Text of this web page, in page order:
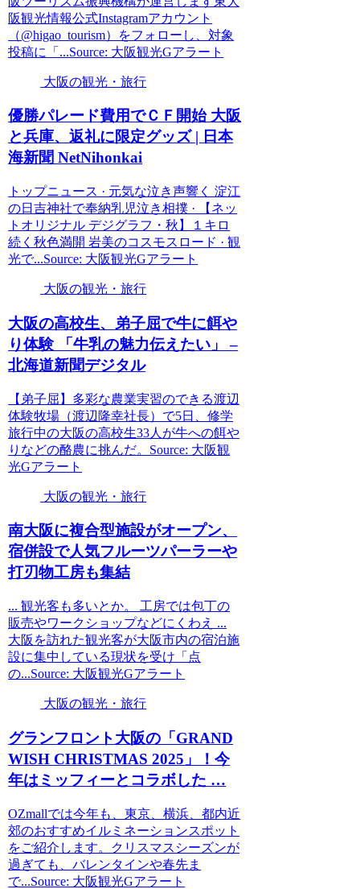
阪観光情報公式Instagramアカウント
（@higao_tourism）をフォローし、対象
投稿に「...Source: 大阪観光Gアラート
大阪の観光・旅行
優勝パレード費用でＣＦ開始 大阪
と兵庫、返礼に限定グッズ | 日本
海新聞 NetNihonkai
トップニュース · 元気な泣き声響く 淀江
の日吉神社で奉納乳児泣き相撲 · 【ネッ
トオリジナル デジグラフ・秋】１キロ
続く秋色満開 岩美のコスモスロード · 観
光で...Source: 大阪観光Gアラート
大阪の観光・旅行
大阪の高校生、弟子屈で牛に餌や
り体験 「牛乳の魅力伝えたい」 –
北海道新聞デジタル
【弟子屈】多彩な農業実習のできる渡辺
体験牧場（渡辺隆幸社長）で5日、修学
旅行中の大阪の高校生33人が牛への餌や
りなどの酪農に挑んだ。Source: 大阪観
光Gアラート
大阪の観光・旅行
南大阪に複合型施設がオープン、
宿併設で人気フルーツパーラーや
打刃物工房も集結
... 観光客も多いとか。 工房では包丁の
販売やワークショップなどにくわえ ...
大阪を訪れた観光客が大阪市内の宿泊施
設に集中している現状を受け「点
の...Source: 大阪観光Gアラート
大阪の観光・旅行
グランフロント大阪の「GRAND
WISH CHRISTMAS 2025」！今
年はミッフィーとコラボした …
OZmallでは今年も、東京、横浜、都内近
郊のおすすめイルミネーションスポット
をご紹介します。クリスマスシーズンが
過ぎても、バレンタインや春先ま
で...Source: 大阪観光Gアラート